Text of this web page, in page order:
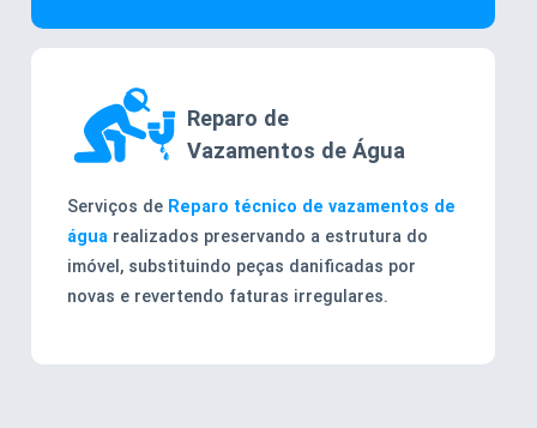
Reparo de
Vazamentos de Água
Serviços de Reparo técnico de vazamentos de
água realizados preservando a estrutura do
imóvel, substituindo peças danificadas por
novas e revertendo faturas irregulares.